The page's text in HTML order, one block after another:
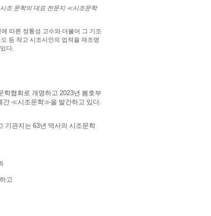
조 문학의 대표 전문지 ≪시조문학
따른 정통성 고수와 더불어 그 기조
도 등 작고 시조시인의 업적을 재조명
다.
학협회로 개명하고 2023년 봄호부
간 ≪시조문학≫을 발간하고 있다
기관지는 63년 역사의 시조문학
고